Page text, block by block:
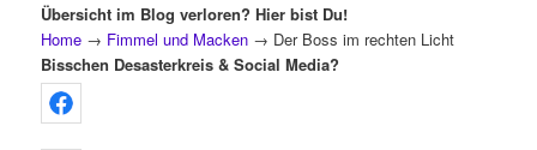
Übersicht im Blog verloren? Hier bist Du!
Home → Fimmel und Macken → Der Boss im rechten Licht
Bisschen Desasterkreis & Social Media?